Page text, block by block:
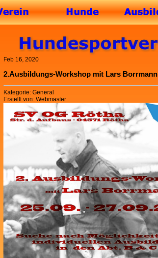
Feb 16, 2020
2.Ausbildungs-Workshop mit Lars Borrmann
Kategorie: General
Erstellt von: Webmaster